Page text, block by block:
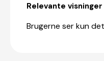
Relevante
Brugerne ser kun